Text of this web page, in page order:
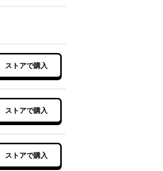
ストアで購入
ストアで購入
ストアで購入